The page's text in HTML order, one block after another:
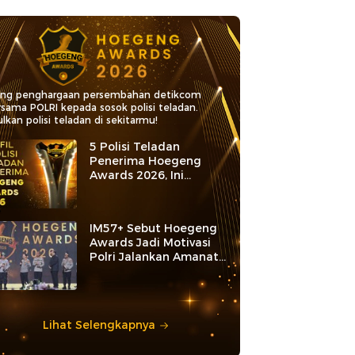
penghargaan persembahan detikcom
POLRI kepada sosok polisi teladan.
polisi teladan di sekitarmu!
5 Polisi Teladan
Penerima Hoegeng
Awards 2026, Ini
Kategori dan Kiprahnya
IM57+ Sebut Hoegeng
Awards Jadi Motivasi
Polri Jalankan Amanat
Lihat Selengkapnya